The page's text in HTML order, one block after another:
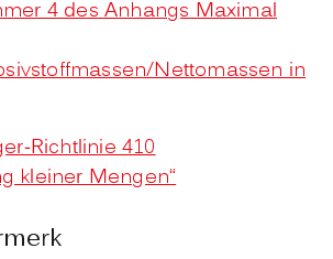
4 des Anhangs Maximal
Nettomassen in
Richtlinie 410
kleiner Mengen“